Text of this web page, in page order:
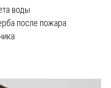
воды
после пожара